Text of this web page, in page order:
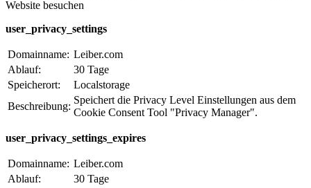
Website besuchen
user_privacy_settings
Domainname: Leiber.com
Ablauf:
30 Tage
Speicherort:
Localstorage
Beschreibung:
Speichert die Privacy Level Einstellungen aus dem
Cookie Consent Tool "Privacy Manager".
user_privacy_settings_expires
Domainname: Leiber.com
Ablauf:
30 Tage